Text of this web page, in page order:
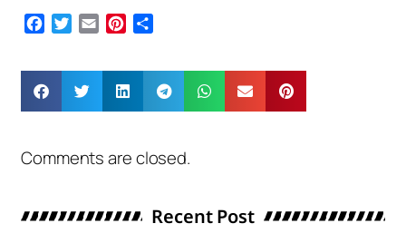
Facebook
Twitter
Email Pinterest
Comments are closed.
Recent Post